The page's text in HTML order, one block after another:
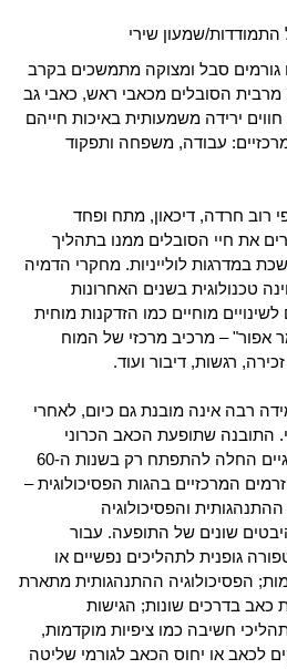
התמודדות/שמעון שירי
גורמים סבל ומצוקה מתמשכים בקרב
מרבית הסובלים מכאבי ראש, כאבי גב
ירידה משמעותית באיכות חייהם
עבודה, משפחה ותפקוד
רוב חרדה, דיכאון, מתח ופחד
את חיי הסובלים ממנו בתהליך
במדרגות לולייניות. מחקרי הדמיה
טכנולוגית בשנים האחרונות
מוחיים כמו הזדקנות מוחית
אפור" – מרכיב מרכזי של המוח
רגשות, דיבור ועוד.
רבה אינה מובנת גם כיום, לאחרי
התובנה שתופעת הכאב הכרוני
מושפעת מתהליכים פסיכולוגיים החלה להתפתח רק בשנות ה-60
המרכזיים בהגות הפסיכולוגית –
והפסיכולוגיה
שונים של התופעה. עבור
גופנית לתהליכים נפשיים או
הפסיכולוגיה ההתנהגותית מתארת
כאב בדרכים שונות; הגישות
חשיבה כמו ציפיות מוקדמות,
לכאב או יחוס הכאב לגורמי שליטה